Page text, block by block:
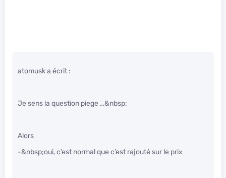
atomusk a écrit :
Je sens la question piege …&nbsp;
Alors
-&nbsp;oui, c’est normal que c’est rajouté sur le prix